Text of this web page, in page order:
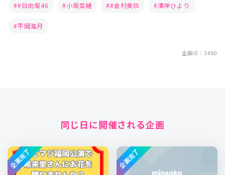
#日向坂46 小坂菜緒 #金村美玖 濱岸ひより
平岡海月
企画ID：3460
同じ日に開催される企画
企画完了 企画完了